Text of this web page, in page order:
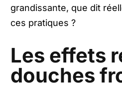
grandissante, que dit
ces pratiques ?
Les effets
douches